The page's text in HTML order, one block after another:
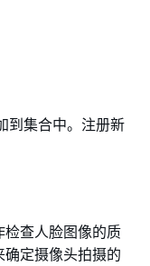
到集合中。注册新
检查人脸图像的质
确定摄像头拍摄的